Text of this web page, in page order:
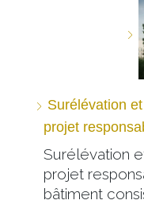
Surélévation
projet
Surélévation
projet
bâtiment